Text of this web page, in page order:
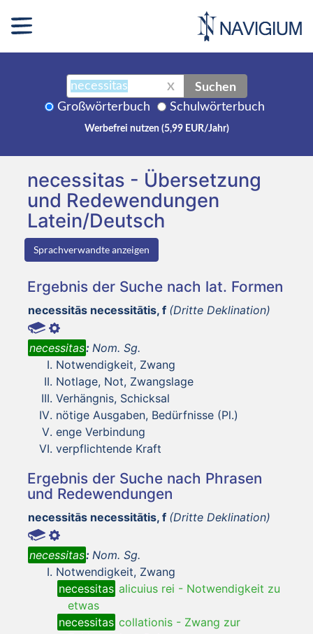
X Suchen
Großwörterbuch Schulwörterbuch
Werbefrei nutzen (5,99 EUR/Jahr)
necessitas - Übersetzung
und Redewendungen
Latein/Deutsch
Sprachverwandte anzeigen
Ergebnis der Suche nach lat. Formen
necessitās necessitātis, f (Dritte Deklination)
necessitas: Nom. Sg.
Notwendigkeit, Zwang
Notlage, Not, Zwangslage
Verhängnis, Schicksal
nötige Ausgaben, Bedürfnisse (Pl.)
enge Verbindung
verpflichtende Kraft
Ergebnis der Suche nach Phrasen
und Redewendungen
necessitās necessitātis, f (Dritte Deklination)
necessitas: Nom. Sg.
Notwendigkeit, Zwang
necessitas alicuius rei - Notwendigkeit zu
etwas
necessitas collationis - Zwang zur